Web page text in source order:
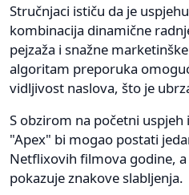
Stručnjaci ističu da je
kombinacija dinamične
pejzaža i snažne
algoritam preporuka
vidljivost naslova, što je
S obzirom na početni
"Apex" bi mogao postati
Netflixovih filmova godine,
pokazuje znakove slabljenja.